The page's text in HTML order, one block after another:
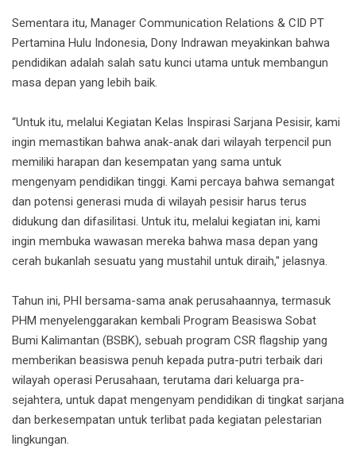
Sementara itu, Manager Communication Relations & CID PT
Pertamina Hulu Indonesia, Dony Indrawan meyakinkan bahwa
pendidikan adalah salah satu kunci utama untuk membangun
masa depan yang lebih baik.
“Untuk itu, melalui Kegiatan Kelas Inspirasi Sarjana Pesisir, kami
ingin memastikan bahwa anak-anak dari wilayah terpencil pun
memiliki harapan dan kesempatan yang sama untuk
mengenyam pendidikan tinggi. Kami percaya bahwa semangat
dan potensi generasi muda di wilayah pesisir harus terus
didukung dan difasilitasi. Untuk itu, melalui kegiatan ini, kami
ingin membuka wawasan mereka bahwa masa depan yang
cerah bukanlah sesuatu yang mustahil untuk diraih," jelasnya.
Tahun ini, PHI bersama-sama anak perusahaannya, termasuk
PHM menyelenggarakan kembali Program Beasiswa Sobat
Bumi Kalimantan (BSBK), sebuah program CSR flagship yang
memberikan beasiswa penuh kepada putra-putri terbaik dari
wilayah operasi Perusahaan, terutama dari keluarga pra-
sejahtera, untuk dapat mengenyam pendidikan di tingkat sarjana
dan berkesempatan untuk terlibat pada kegiatan pelestarian
lingkungan.